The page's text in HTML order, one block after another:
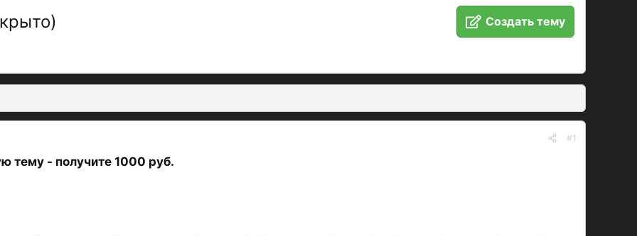
Создать тему
#1
тему - получите 1000 руб.